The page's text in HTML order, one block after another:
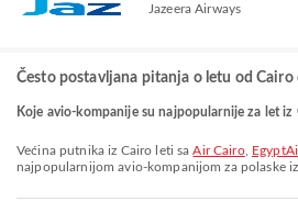
Jazeera Airways
Često postavljana pitanja o letu od
Koje avio-kompanije su najpopularnije za let iz
Većina putnika iz Cairo leti saAir Cairo,
najpopularnijom avio-kompanijom za polaske iz